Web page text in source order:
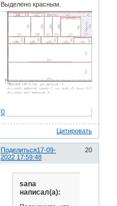
Выделено красным.
0
Цитировать
Поделиться 20
17-09-
2022 17:59:48
sana
написал(а):